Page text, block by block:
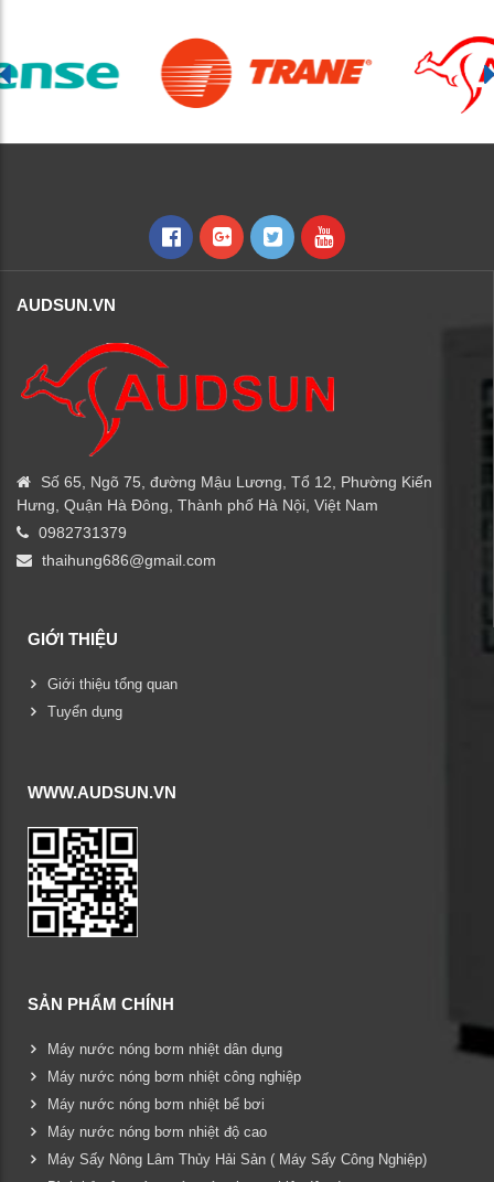
AUDSUN.VN
Số 65, Ngõ 75, đường Mậu Lương, Tổ 12, Phường Kiến
Hưng, Quận Hà Đông, Thành phố Hà Nội, Việt Nam
0982731379
thaihung686@gmail.com
GIỚI THIỆU
Giới thiệu tổng quan
Tuyển dụng
WWW.AUDSUN.VN
SẢN PHẨM CHÍNH
Máy nước nóng bơm nhiệt dân dụng
Máy nước nóng bơm nhiệt công nghiệp
Máy nước nóng bơm nhiệt bể bơi
Máy nước nóng bơm nhiệt độ cao
Máy Sấy Nông Lâm Thủy Hải Sản ( Máy Sấy Công Nghiệp)